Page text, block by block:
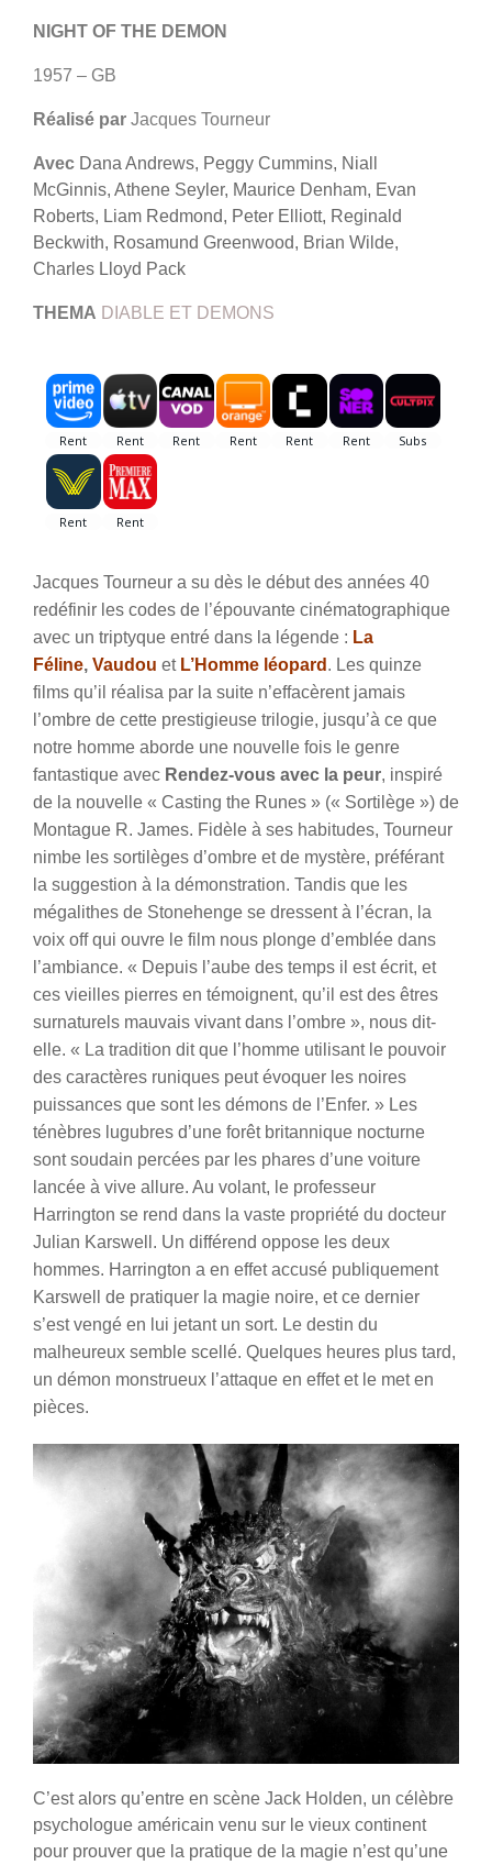
NIGHT OF THE DEMON
1957 – GB
Réalisé par Jacques Tourneur
Avec Dana Andrews, Peggy Cummins, Niall
McGinnis, Athene Seyler, Maurice Denham, Evan
Roberts, Liam Redmond, Peter Elliott, Reginald
Beckwith, Rosamund Greenwood, Brian Wilde,
Charles Lloyd Pack
THEMA DIABLE ET DEMONS
Jacques Tourneur a su dès le début des années 40
redéfinir les codes de l’épouvante cinématographique
avec un triptyque entré dans la légende : La
Féline, Vaudou et L’Homme léopard . Les quinze
films qu’il réalisa par la suite n’effacèrent jamais
l’ombre de cette prestigieuse trilogie, jusqu’à ce que
notre homme aborde une nouvelle fois le genre
fantastique avec Rendez-vous avec la peur, inspiré
de la nouvelle « Casting the Runes » (« Sortilège ») de
Montague R. James. Fidèle à ses habitudes, Tourneur
nimbe les sortilèges d’ombre et de mystère, préférant
la suggestion à la démonstration. Tandis que les
mégalithes de Stonehenge se dressent à l’écran, la
voix off qui ouvre le film nous plonge d’emblée dans
l’ambiance. « Depuis l’aube des temps il est écrit, et
ces vieilles pierres en témoignent, qu’il est des êtres
surnaturels mauvais vivant dans l’ombre », nous dit-
elle. « La tradition dit que l’homme utilisant le pouvoir
des caractères runiques peut évoquer les noires
puissances que sont les démons de l’Enfer. » Les
ténèbres lugubres d’une forêt britannique nocturne
sont soudain percées par les phares d’une voiture
lancée à vive allure. Au volant, le professeur
Harrington se rend dans la vaste propriété du docteur
Julian Karswell. Un différend oppose les deux
hommes. Harrington a en effet accusé publiquement
Karswell de pratiquer la magie noire, et ce dernier
s’est vengé en lui jetant un sort. Le destin du
malheureux semble scellé. Quelques heures plus tard,
un démon monstrueux l’attaque en effet et le met en
pièces.
C’est alors qu’entre en scène Jack Holden, un célèbre
psychologue américain venu sur le vieux continent
pour prouver que la pratique de la magie n’est qu’une